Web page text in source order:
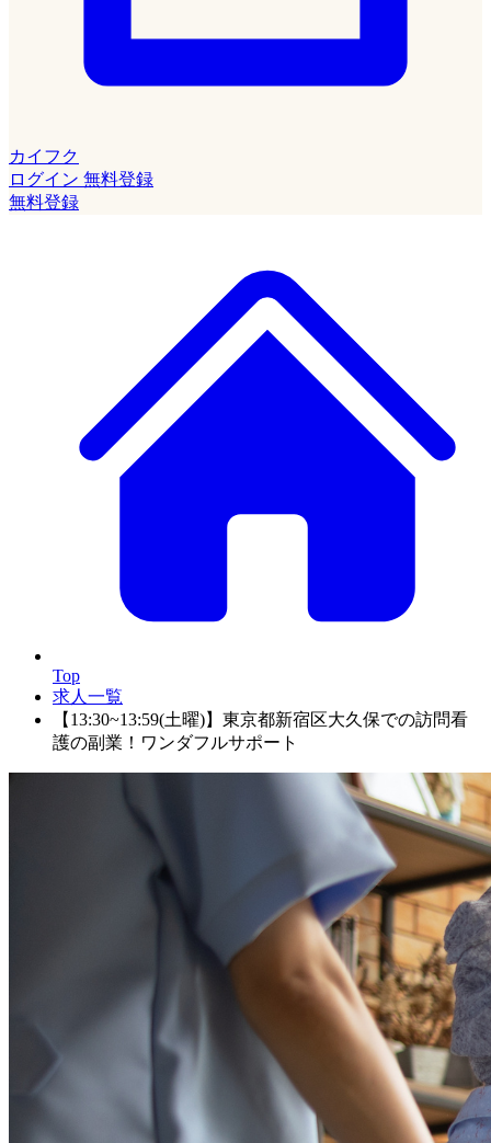
カイフク
ログイン 無料登録
無料登録
Top
求人一覧
【13:30~13:59(土曜)】東京都新宿区大久保での訪問看
護の副業！ワンダフルサポート